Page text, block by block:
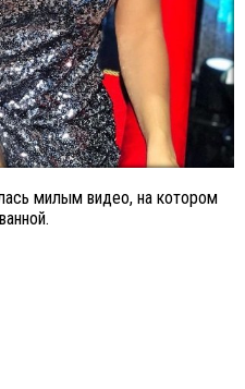
милым видео, на котором